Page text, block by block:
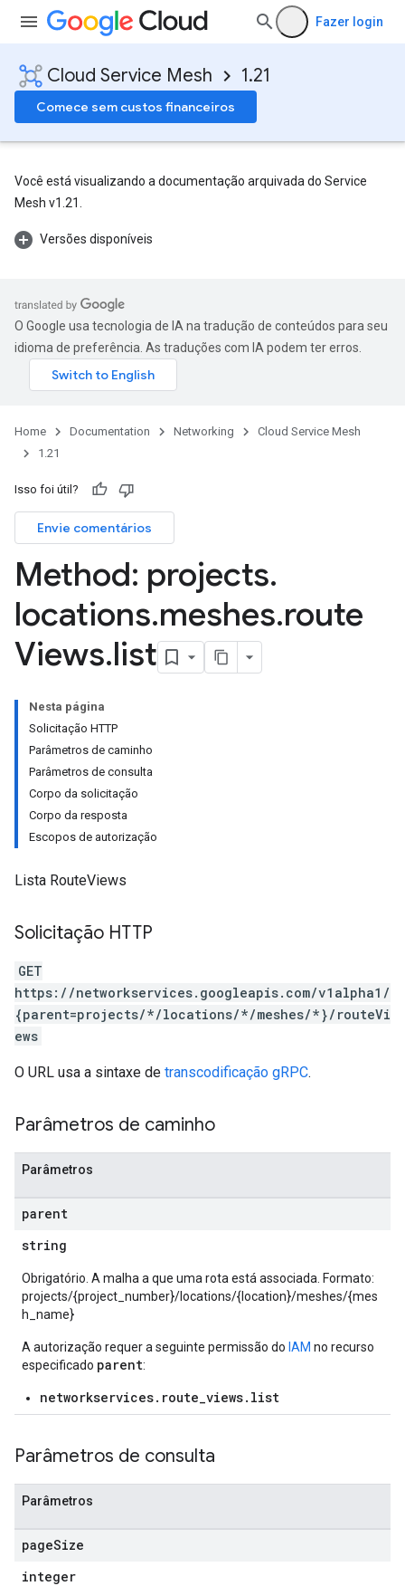
Fazer login
Cloud Service Mesh 1.21
Comece sem custos financeiros
Você está visualizando a documentação arquivada do Service
Mesh v1.21.
Versões disponíveis
O Google usa tecnologia de IA na tradução de conteúdos para seu
idioma de preferência. As traduções com IA podem ter erros.
Home Documentation Networking
Cloud Service Mesh
1.21
Isso foi útil?
Envie comentários
Method: projects.
locations.meshes.route
Views.list
Nesta página
Solicitação HTTP
Parâmetros de caminho
Parâmetros de consulta
Corpo da solicitação
Corpo da resposta
Escopos de autorização
Lista RouteViews
Solicitação HTTP
GET
https://networkservices.googleapis.com/v1alpha1/
{parent=projects/*/locations/*/meshes/*}/routeVi
ews
O URL usa a sintaxe de transcodificação gRPC.
Parâmetros de caminho
Parâmetros
parent
string
Obrigatório. A malha a que uma rota está associada. Formato:
projects/{project_number}/locations/{location}/meshes/{mes
h_name}
A autorização requer a seguinte permissão do IAM no recurso
especificado parent:
networkservices.route_views.list
Parâmetros de consulta
Parâmetros
pageSize
integer